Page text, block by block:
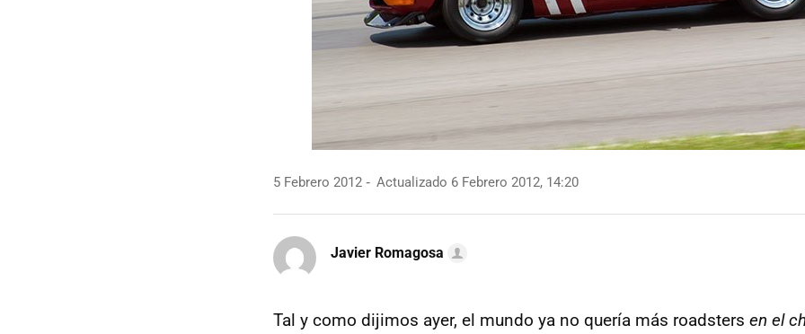
5 Febrero 2012 Actualizado 6 Febrero 2012, 14:20
Javier Romagosa
Tal y como dijimos ayer, el mundo ya no quería más roadsters en el